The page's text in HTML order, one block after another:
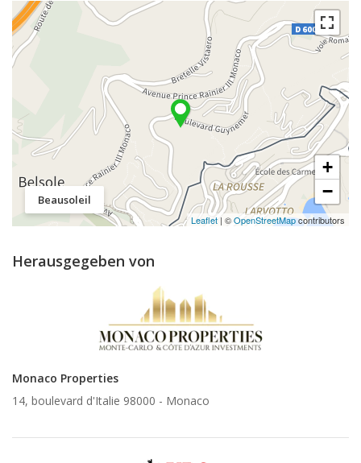
Beausoleil
+
−
Leaflet | ©OpenStreetMapcontributors
Herausgegeben von
Monaco Properties
14, boulevard d'Italie 98000 - Monaco